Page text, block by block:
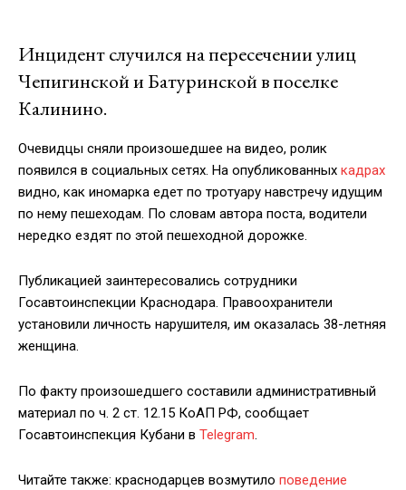
Инцидент случился на пересечении улиц
Чепигинской и Батуринской в поселке
Калинино.
Очевидцы сняли произошедшее на видео, ролик
появился в социальных сетях. На опубликованных кадрах
видно, как иномарка едет по тротуару навстречу идущим
по нему пешеходам. По словам автора поста, водители
нередко ездят по этой пешеходной дорожке.
Публикацией заинтересовались сотрудники
Госавтоинспекции Краснодара. Правоохранители
установили личность нарушителя, им оказалась 38-летняя
женщина.
По факту произошедшего составили административный
материал по ч. 2 ст. 12.15 КоАП РФ, сообщает
Госавтоинспекция Кубани в Telegram.
Читайте также: краснодарцев возмутило поведение